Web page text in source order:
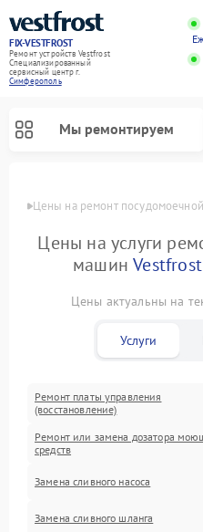
FIX-VESTFROST
Ремонт устройств Vestfrost
Специализированный
cервисный центр г.
Симферополь
Мы ремонтируем
Цены на ремонт
Цены на услуги
машинVestfrost
Цены актуальны на
Услуги
Ремонт платы управления
(восстановление)
Ремонт или замена дозатора
средств
Замена сливного насоса
Замена сливного шланга